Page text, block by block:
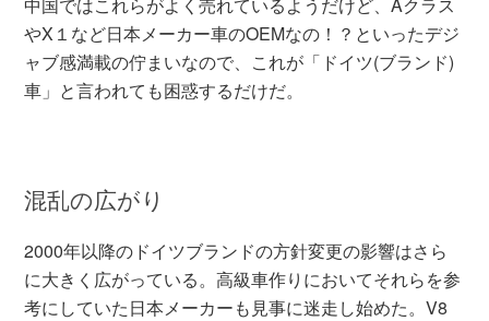
やX１など日本メーカー車のOEMなの！？といったデジ
ャブ感満載の佇まいなので、これが「ドイツ(ブランド)
車」と言われても困惑するだけだ。
混乱の広がり
2000年以降のドイツブランドの方針変更の影響はさら
に大きく広がっている。高級車作りにおいてそれらを参
考にしていた日本メーカーも見事に迷走し始めた。V8